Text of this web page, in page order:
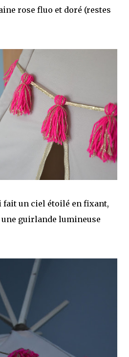
rose fluo et doré (restes
fait un ciel étoilé en fixant,
une guirlande lumineuse